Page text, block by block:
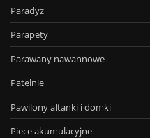
Paradyż
Parapety
Parawany nawannowe
Patelnie
Pawilony altanki i domki
Piece akumulacyjne